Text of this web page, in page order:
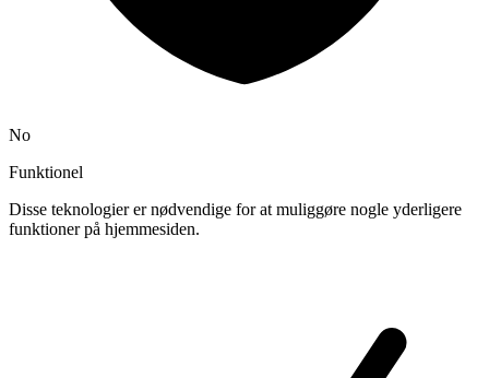
No
Funktionel
Disse teknologier er nødvendige for at muliggøre nogle yderligere
funktioner på hjemmesiden.